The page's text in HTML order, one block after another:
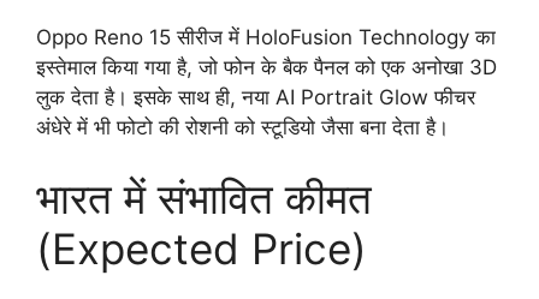
Oppo Reno 15 सीरीज में HoloFusion Technology का
इस्तेमाल किया गया है, जो फोन के बैक पैनल को एक अनोखा 3D
लुक देता है। इसके साथ ही, नया AI Portrait Glow फीचर
अंधेरे में भी फोटो की रोशनी को स्टूडियो जैसा बना देता है।
भारत में संभावित कीमत
(Expected Price)